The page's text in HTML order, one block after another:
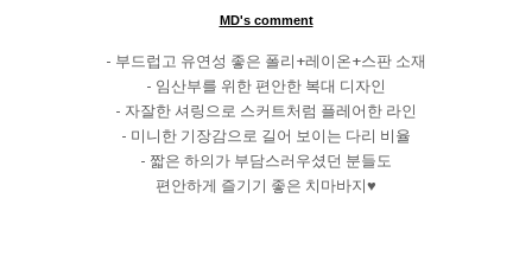
MD's comment
- 부드럽고 유연성 좋은 폴리+레이온+스판 소재
- 임산부를 위한 편안한 복대 디자인
- 자잘한 셔링으로 스커트처럼 플레어한 라인
- 미니한 기장감으로 길어 보이는 다리 비율
- 짧은 하의가 부담스러우셨던 분들도
편안하게 즐기기 좋은 치마바지♥